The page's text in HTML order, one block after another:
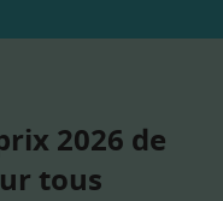
2026 de
tous